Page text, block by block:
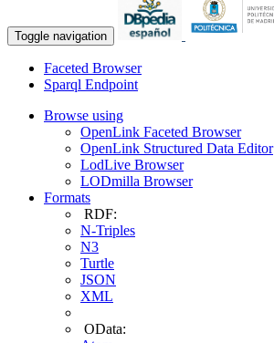
Toggle navigation
Faceted Browser
Sparql Endpoint
Browse using
OpenLink Faceted Browser
OpenLink Structured Data Editor
LodLive Browser
LODmilla Browser
Formats
RDF:
N-Triples
N3
Turtle
JSON
XML
OData: